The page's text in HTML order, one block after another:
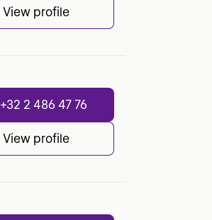
View profile
+32 2 486 47 76
View profile